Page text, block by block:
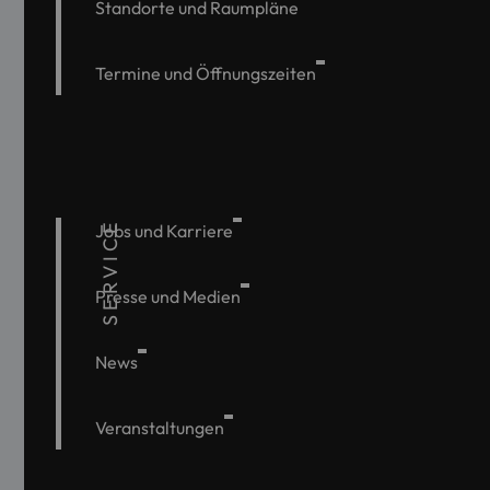
Standorte und Raumpläne
Termine und Öffnungszeiten
SERVICE
Jobs und Karriere
Presse und Medien
News
Veranstaltungen